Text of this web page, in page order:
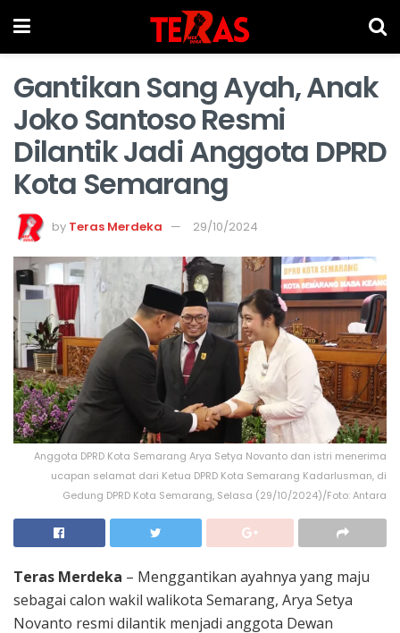
Gantikan Sang Ayah, Anak
Joko Santoso Resmi
Dilantik Jadi Anggota DPRD
Kota Semarang
by Teras Merdeka 29/10/2024
Anggota DPRD Kota Semarang Arya Setya Novanto dan istri menerima
ucapan selamat dari Ketua DPRD Kota Semarang Kadarlusman, di
Gedung DPRD Kota Semarang, Selasa (29/10/2024)/Foto: Antara
Teras Merdeka – Menggantikan ayahnya yang maju
sebagai calon wakil walikota Semarang, Arya Setya
Novanto resmi dilantik menjadi anggota Dewan